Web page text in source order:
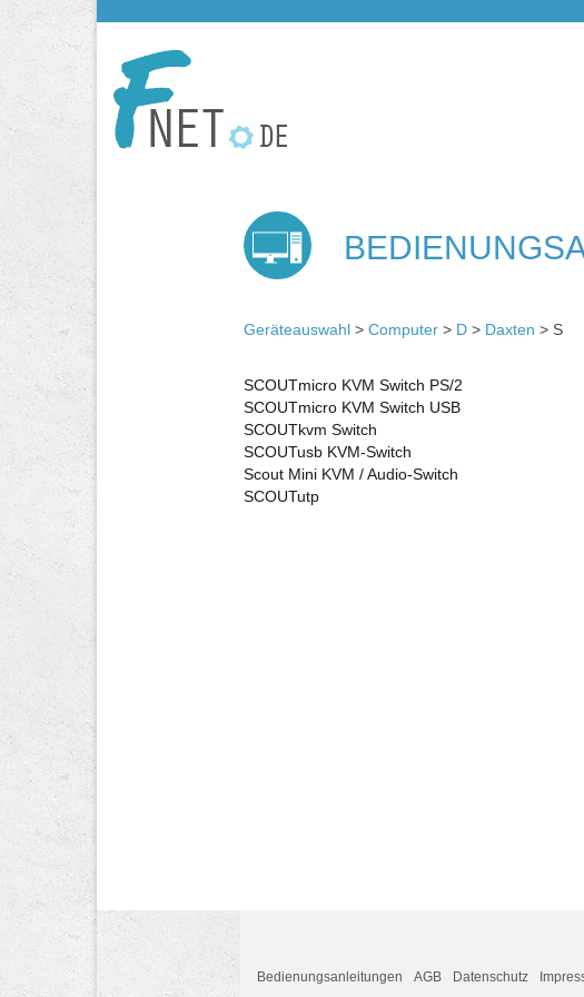
Geräteauswahl > Computer > D > Daxten > S
SCOUTmicro KVM Switch PS/2
SCOUTmicro KVM Switch USB
SCOUTkvm Switch
SCOUTusb KVM-Switch
Scout Mini KVM / Audio-Switch
SCOUTutp
Bedienungsanleitungen AGB Datenschutz